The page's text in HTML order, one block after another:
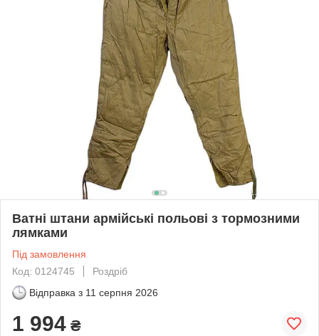
Ватні штани армійські польові з тормозними
лямками
Під замовлення
Код: 0124745
Роздріб
Відправка з 11 серпня 2026
1 994 ₴